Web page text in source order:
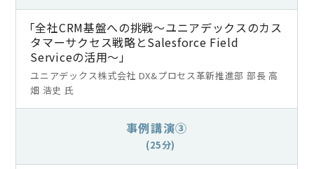
「全社CRM基盤への挑戦～ユニアデックスのカス
タマーサクセス戦略とSalesforce Field
Serviceの活用～」
ユニアデックス株式会社 DX&プロセス革新推進部 部長 高
畑 浩史 氏
事例講演③
(25分)